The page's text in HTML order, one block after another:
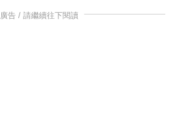
廣告 / 請繼續往下閱讀